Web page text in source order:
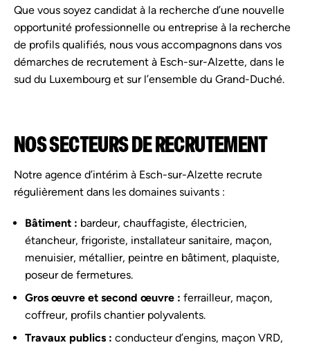
Que vous soyez candidat à la recherche d’une nouvelle
opportunité professionnelle ou entreprise à la recherche
de profils qualifiés, nous vous accompagnons dans vos
démarches de recrutement à Esch-sur-Alzette, dans le
sud du Luxembourg et sur l’ensemble du Grand-Duché.
NOS SECTEURS DE RECRUTEMENT
Notre agence d’intérim à Esch-sur-Alzette recrute
régulièrement dans les domaines suivants :
Bâtiment : bardeur, chauffagiste, électricien,
étancheur, frigoriste, installateur sanitaire, maçon,
menuisier, métallier, peintre en bâtiment, plaquiste,
poseur de fermetures.
Gros œuvre et second œuvre : ferrailleur, maçon,
coffreur, profils chantier polyvalents.
Travaux publics : conducteur d’engins, maçon VRD,